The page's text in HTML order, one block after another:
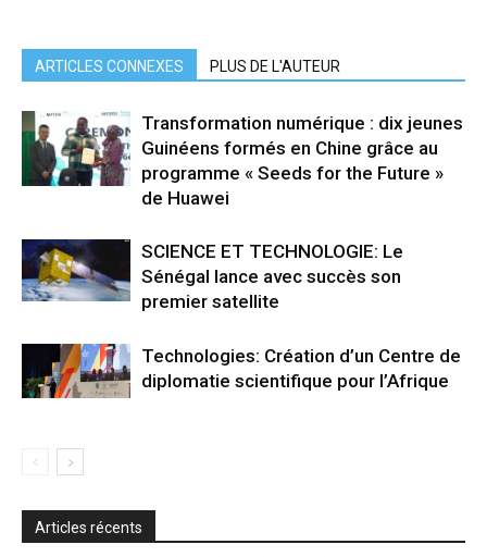
ARTICLES CONNEXES PLUS DE L'AUTEUR
Transformation numérique : dix jeunes
Guinéens formés en Chine grâce au
programme « Seeds for the Future »
de Huawei
SCIENCE ET TECHNOLOGIE: Le
Sénégal lance avec succès son
premier satellite
Technologies: Création d’un Centre de
diplomatie scientifique pour l’Afrique
Articles récents